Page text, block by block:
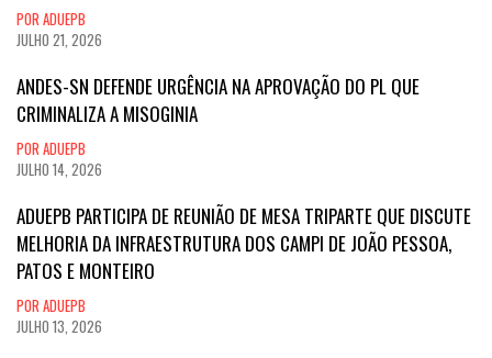
POR ADUEPB
JULHO 21, 2026
ANDES-SN DEFENDE URGÊNCIA NA APROVAÇÃO DO PL QUE
CRIMINALIZA A MISOGINIA
POR ADUEPB
JULHO 14, 2026
ADUEPB PARTICIPA DE REUNIÃO DE MESA TRIPARTE QUE DISCUTE
MELHORIA DA INFRAESTRUTURA DOS CAMPI DE JOÃO PESSOA,
PATOS E MONTEIRO
POR ADUEPB
JULHO 13, 2026